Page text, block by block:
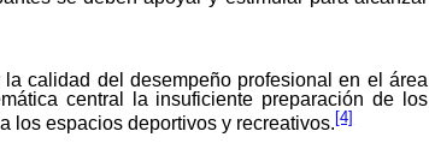
calidad del desempeño profesional en el área
central la insuficiente preparación de los
los espacios deportivos y recreativos. [4]